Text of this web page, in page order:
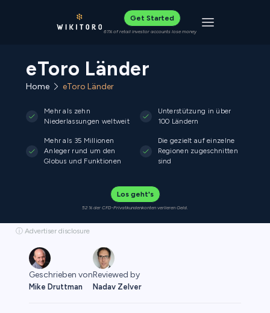
Get Started
61% of retail investor accounts lose money Toggle
eToro Länder
Home eToro Länder
Mehr als zehn
Niederlassungen weltweit
Unterstützung in über
100 Ländern
Mehr als 35 Millionen
Anleger rund um den
Globus und Funktionen
Die gezielt auf einzelne
Regionen zugeschnitten
sind
Los geht's
52 % der CFD-Privatkundenkonten verlieren Geld.
ⓘ Advertiser disclosure
Geschrieben von
Mike Druttman
Reviewed by
Nadav Zelver